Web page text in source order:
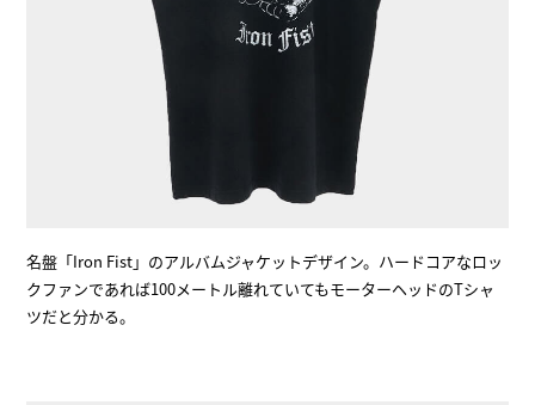
名盤「Iron Fist」のアルバムジャケットデザイン。ハードコアなロッ
クファンであれば100メートル離れていてもモーターヘッドのTシャ
ツだと分かる。